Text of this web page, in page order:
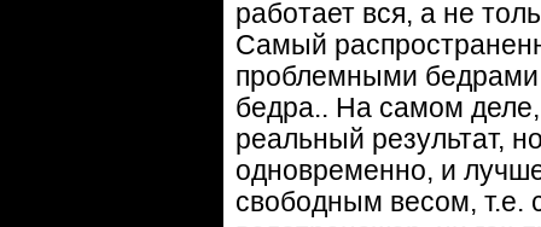
работает вся, а не
Самый
проблемными бедрами
бедра.. На самом
реальный результат,
одновременно, и
свободным весом, т.е.